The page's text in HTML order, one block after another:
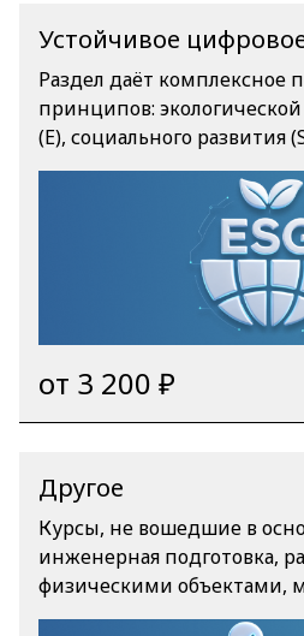
Устойчивое
Раздел даёт комплексное
принципов: экологической ответственности
(E), социального развития
управления (G). Вы
инструменты для сбора и
построения отчётности
как GRI) и создания
направленных на
следа и повышение
эффективности бизнеса.
от 3 200 ₽
Другое
Курсы, не вошедшие в
инженерная подготовка, работа с
физическими объектами,
оборудования